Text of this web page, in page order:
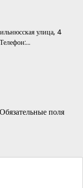
улица, 4
Обязательные поля